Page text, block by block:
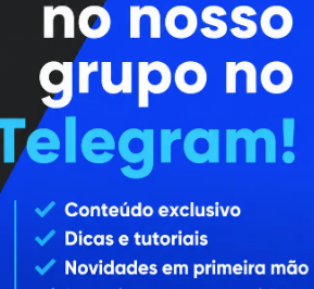
Enviar Dica
Contato